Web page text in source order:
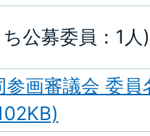
公募委員：1人)
参画審議会 委